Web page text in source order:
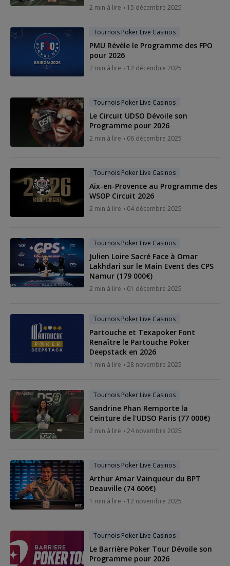
2 min à lire 15 décembre 2025
Tournois Poker Live Casinos
PMU Révèle le Programme des FPO
pour 2026
2 min à lire 12 décembre 2025
Tournois Poker Live Casinos
Le Circuit UDSO Dévoile son
Programme pour 2026
2 min à lire 06 décembre 2025
Tournois Poker Live Casinos
Aix-en-Provence au Programme des
WSOP Circuit 2026
2 min à lire 04 décembre 2025
Tournois Poker Live Casinos
Julien Loire Sacré Face à Omar
Lakhdari sur le Main Event des CPS
Namur (179 000€)
2 min à lire 01 décembre 2025
Tournois Poker Live Casinos
Partouche et Texapoker Font
Renaître le Partouche Poker
Deepstack en 2026
1 min à lire 28 novembre 2025
Tournois Poker Live Casinos
Sandrine Phan Remporte la
Ceinture de l'UDSO Paris (77 000€)
2 min à lire 24 novembre 2025
Tournois Poker Live Casinos
Arthur Amar Vainqueur du BPT
Deauville (74 606€)
1 min à lire 12 novembre 2025
Tournois Poker Live Casinos
Le Barrière Poker Tour Dévoile son
Programme pour 2026